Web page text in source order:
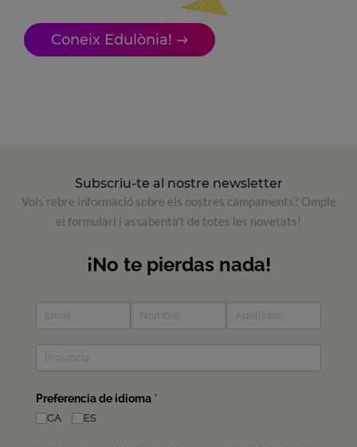
Coneix Edulònia!
Subscriu-te al nostre newsletter
Vols rebre informació sobre els nostres campaments? Omple
el formulari i assabenta't de totes les novetats!